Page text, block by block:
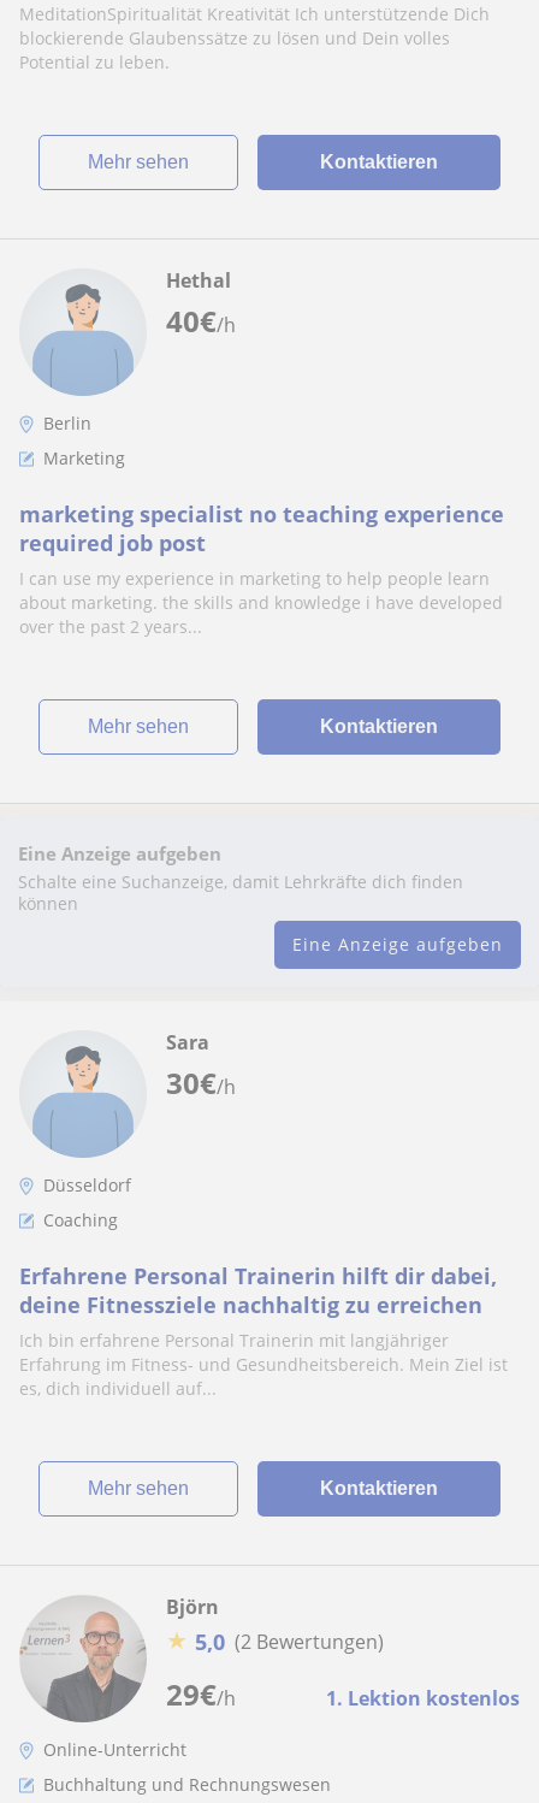
MeditationSpiritualität Kreativität Ich unterstützende Dich
blockierende Glaubenssätze zu lösen und Dein volles
Potential zu leben.
Mehr sehen Kontaktieren
40€/h
Hethal
Berlin
Marketing
marketing specialist no teaching experience
required job post
I can use my experience in marketing to help people learn
about marketing. the skills and knowledge i have developed
over the past 2 years...
Mehr sehen Kontaktieren
Eine Anzeige aufgeben
Schalte eine Suchanzeige, damit Lehrkräfte dich finden
können
Eine Anzeige aufgeben
30€/h
Sara
Düsseldorf
Coaching
Erfahrene Personal Trainerin hilft dir dabei,
deine Fitnessziele nachhaltig zu erreichen
Ich bin erfahrene Personal Trainerin mit langjähriger
Erfahrung im Fitness- und Gesundheitsbereich. Mein Ziel ist
es, dich individuell auf...
Mehr sehen Kontaktieren
29€/h 1. Lektion kostenlos
Björn
★ 5,0 (2 Bewertungen)
Online-Unterricht
Buchhaltung und Rechnungswesen